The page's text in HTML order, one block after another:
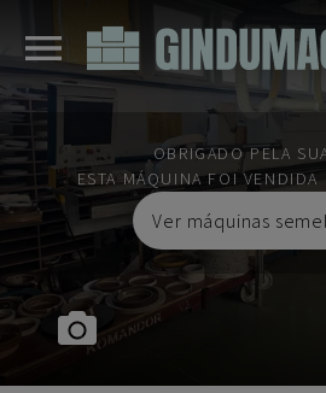
OBRIGADO PELA
ESTA MÁQUINA FOI VENDIDA
Ver máquinas